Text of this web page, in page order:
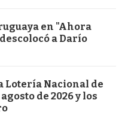
en "Ahora
a Darío
Lotería Nacional de
de 2026 y los